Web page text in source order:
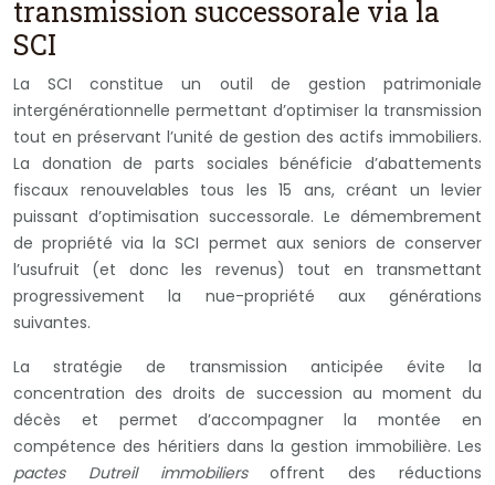
transmission successorale via la
SCI
La SCI constitue un outil de gestion patrimoniale
intergénérationnelle permettant d’optimiser la transmission
tout en préservant l’unité de gestion des actifs immobiliers.
La donation de parts sociales bénéficie d’abattements
fiscaux renouvelables tous les 15 ans, créant un levier
puissant d’optimisation successorale. Le démembrement
de propriété via la SCI permet aux seniors de conserver
l’usufruit (et donc les revenus) tout en transmettant
progressivement la nue-propriété aux générations
suivantes.
La stratégie de transmission anticipée évite la
concentration des droits de succession au moment du
décès et permet d’accompagner la montée en
compétence des héritiers dans la gestion immobilière. Les
pactes Dutreil immobiliersoffrent des réductions